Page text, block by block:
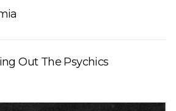
Out The Psychics